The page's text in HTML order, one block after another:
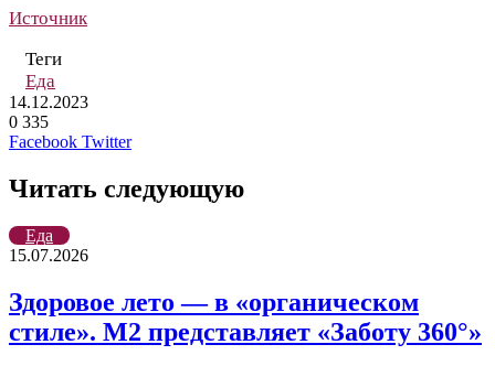
Источник
Теги
Еда
14.12.2023
0 335
Facebook TwitterLinkedIn
Tumblr
Reddit
Вконтакте
Одноклассники
Skype
Messenger
Messenger
WhatsApp
Telegram
Viber
Line
Поделиться
почту
Печатать
Читать следующую
Еда
15.07.2026
Здоровое лето — в «органическом
стиле». М2 представляет «Заботу 360°»